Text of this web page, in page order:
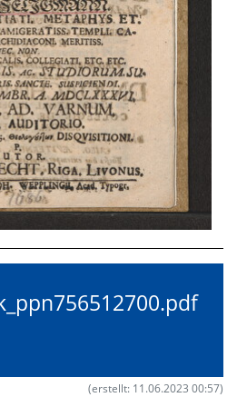
(erstellt: 11.06.2023 00:57)